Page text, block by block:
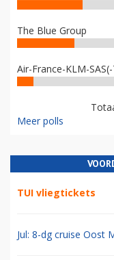
The Blue Group
Air-France-KLM-
Meer polls
TUI vliegtickets
Jul: 8-dg cruise Oost